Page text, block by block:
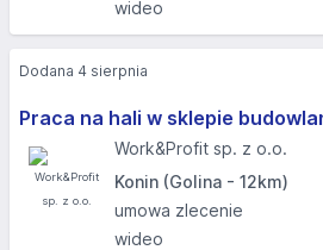
wideo
Praca na hali w sklepie
Work&Profit sp. z o.o.
Konin (Golina - 12km)
umowa zlecenie
wideo
Dodana 4 sierpnia